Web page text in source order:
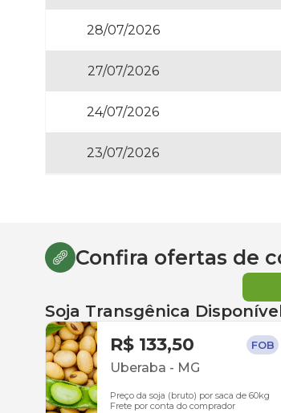
28/07/2026
27/07/2026
24/07/2026
23/07/2026
Confira ofertas de
Soja Transgênica
R$ 133,50 FOB
Uberaba - MG
Preço da soja (bruto) por saca de 60kg
Frete por conta do comprador